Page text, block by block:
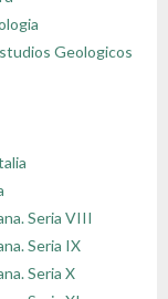
Geologicos
Seria VIII
Seria IX
Seria X